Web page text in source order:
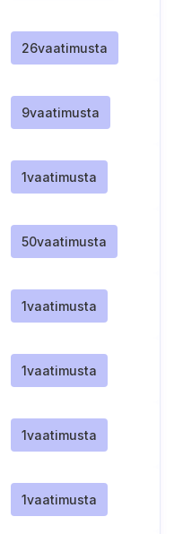
26vaatimusta
9vaatimusta
1vaatimusta
50vaatimusta
1vaatimusta
1vaatimusta
1vaatimusta
1vaatimusta